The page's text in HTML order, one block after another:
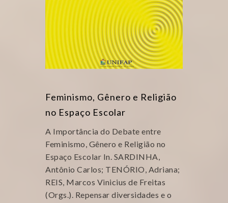
Feminismo, Gênero e Religião
no Espaço Escolar
A Importância do Debate entre
Feminismo, Gênero e Religião no
Espaço Escolar In. SARDINHA,
Antônio Carlos; TENÓRIO, Adriana;
REIS, Marcos Vinicius de Freitas
(Orgs.). Repensar diversidades e o